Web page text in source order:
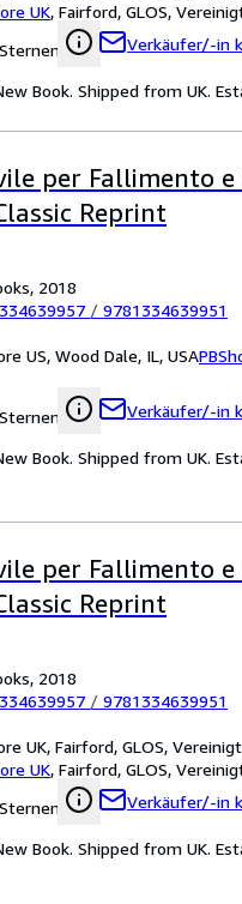
UK, Fairford, GLOS,
Verkäufer/-in
Book. Shipped from UK.
per Fallimento
Reprint
2018
/ 9781334639951
US, Wood Dale, IL, USA
Verkäufer/-in
Book. Shipped from UK.
per Fallimento
Reprint
2018
/ 9781334639951
UK, Fairford, GLOS,
UK, Fairford, GLOS,
Verkäufer/-in
Book. Shipped from UK.